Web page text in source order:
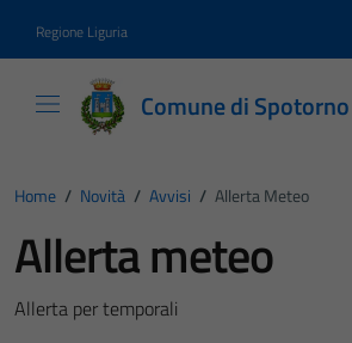
Regione Liguria
Comune di Spotorno
Home / Novità / Avvisi / Allerta Meteo
Allerta meteo
Allerta per temporali